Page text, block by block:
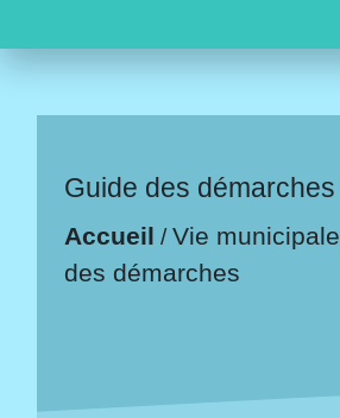
Guide des démarches
Accueil /Vie municipale
des démarches